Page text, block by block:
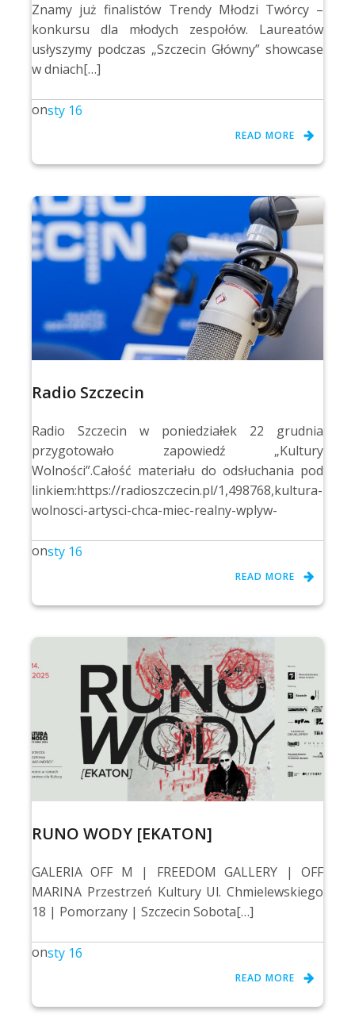
Znamy już finalistów Trendy Młodzi Twórcy –
konkursu dla młodych zespołów. Laureatów
usłyszymy podczas „Szczecin Główny” showcase
w dniach[…]
onsty 16
READ MORE
Radio Szczecin
Radio Szczecin w poniedziałek 22 grudnia
przygotowało zapowiedź „Kultury
Wolności”.Całość materiału do odsłuchania pod
linkiem:https://radioszczecin.pl/1,498768,kultura-
wolnosci-artysci-chca-miec-realny-wplyw-
onsty 16
READ MORE
RUNO WODY [EKATON]
GALERIA OFF M | FREEDOM GALLERY | OFF
MARINA Przestrzeń Kultury Ul. Chmielewskiego
18 | Pomorzany | Szczecin Sobota[…]
onsty 16
READ MORE